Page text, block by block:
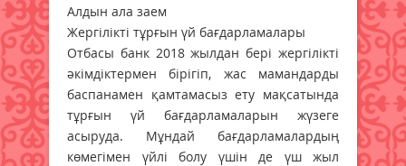
Алдын ала заем
Жергілікті тұрғын үй бағдарламалары
Отбасы банк 2018 жылдан бері жергілікті
әкімдіктермен бірігіп, жас мамандарды
баспанамен қамтамасыз ету мақсатында
тұрғын үй бағдарламаларын жүзеге
асыруда. Мұндай бағдарламалардың
көмегімен үйлі болу үшін де үш жыл